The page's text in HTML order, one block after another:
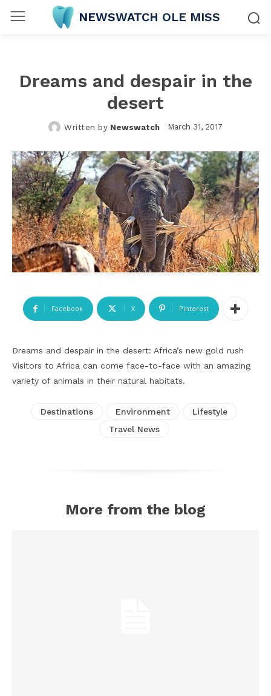
NEWSWATCH OLE MISS
Dreams and despair in the
desert
Written by Newswatch March 31, 2017
Facebook X Pinterest
Dreams and despair in the desert: Africa’s new gold rush
Visitors to Africa can come face-to-face with an amazing
variety of animals in their natural habitats.
Destinations Environment
Lifestyle
Travel News
More from the blog